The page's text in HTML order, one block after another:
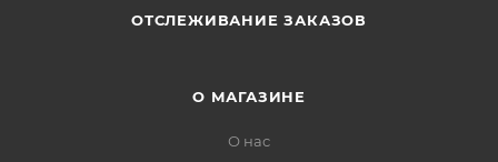
ОТСЛЕЖИВАНИЕ ЗАКАЗОВ
О МАГАЗИНЕ
О нас